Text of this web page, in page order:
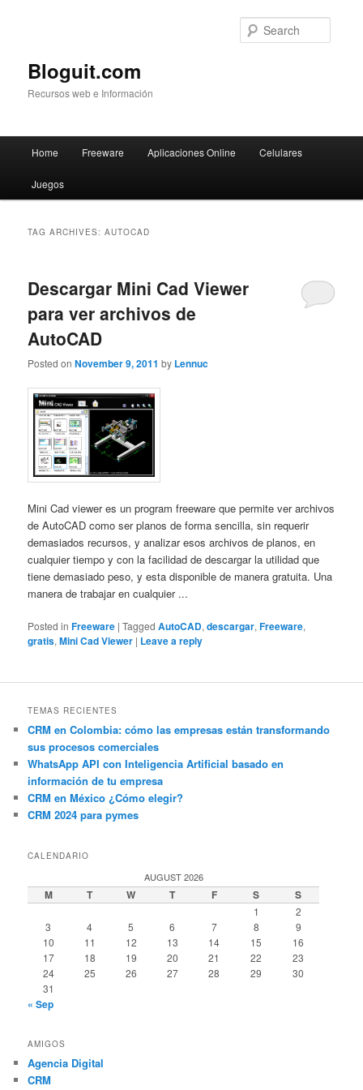
Bloguit.com
Recursos web e Información
Skip
to
Skip
to
Home Freeware Aplicaciones Online Celulares
Juegos
TAG ARCHIVES:AUTOCAD
Descargar Mini Cad Viewer
para ver archivos de
AutoCAD
Posted onNovember 9, 2011 by Lennuc
Mini Cad viewer es un program freeware que permite ver archivos
de AutoCAD como ser planos de forma sencilla, sin requerir
demasiados recursos, y analizar esos archivos de planos, en
cualquier tiempo y con la facilidad de descargar la utilidad que
tiene demasiado peso, y esta disponible de manera gratuita. Una
manera de trabajar en cualquier ...
Posted in Freeware |Tagged AutoCAD,descargar,Freeware,
gratis,Mini Cad Viewer | Leave a reply
TEMAS RECIENTES
CRM en Colombia: cómo las empresas están transformando
sus procesos comerciales
WhatsApp API con Inteligencia Artificial basado en
información de tu empresa
CRM en México ¿Cómo elegir?
CRM 2024 para pymes
CALENDARIO
AUGUST 2026
M T W T F S S
1
2
3
4 5 6 7 8
9
10
11 12 13 14 15
16
17
18 19 20 21 22
23
24
25 26 27 28 29
30
31
« Sep
AMIGOS
Agencia Digital
CRM